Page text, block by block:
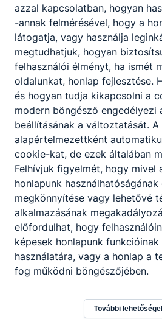
Javító vizsgák
-
2026. jún. 15. admin
Bejczy Antal Műszaki
azzal kapcsolatban, hogyan
-annak felmérésével, hogy a
látogatja, vagy használja
megtudhatjuk, hogyan
felhasználói élményt, ha ismét
oldalunkat, honlap fejlesztése.
és hogyan tudja kikapcsolni a
modern böngésző engedélyezi
beállításának a változtatását.
alapértelmezettként
cookie-kat, de ezek általában
Felhívjuk figyelmét, hogy mivel
honlapunk
megkönnyítése vagy lehetővé
alkalmazásának
előfordulhat, hogy
képesek honlapunk
használatára, vagy a honlap a
fog működni böngészőjében.
További